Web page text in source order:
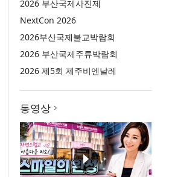
2026 부산국제사진제
NextCon 2026
2026부산국제불교박람회
2026 부산국제주류박람회
2026 제5회 제주비엔날레
동영상